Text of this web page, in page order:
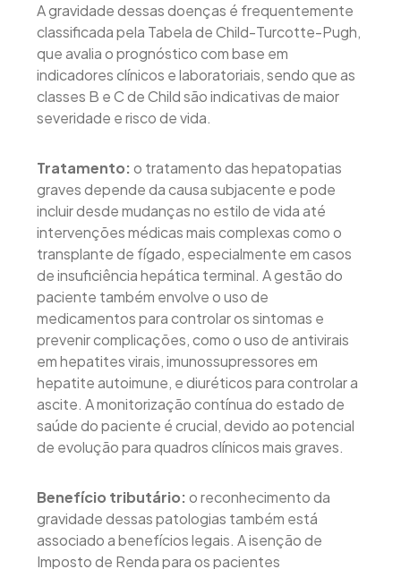
A gravidade dessas doenças é frequentemente
classificada pela Tabela de Child-Turcotte-Pugh,
que avalia o prognóstico com base em
indicadores clínicos e laboratoriais, sendo que as
classes B e C de Child são indicativas de maior
severidade e risco de vida.
Tratamento:o tratamento das hepatopatias
graves depende da causa subjacente e pode
incluir desde mudanças no estilo de vida até
intervenções médicas mais complexas como o
transplante de fígado, especialmente em casos
de insuficiência hepática terminal. A gestão do
paciente também envolve o uso de
medicamentos para controlar os sintomas e
prevenir complicações, como o uso de antivirais
em hepatites virais, imunossupressores em
hepatite autoimune, e diuréticos para controlar a
ascite. A monitorização contínua do estado de
saúde do paciente é crucial, devido ao potencial
de evolução para quadros clínicos mais graves.
Benefício tributário:o reconhecimento da
gravidade dessas patologias também está
associado a benefícios legais. A isenção de
Imposto de Renda para os pacientes